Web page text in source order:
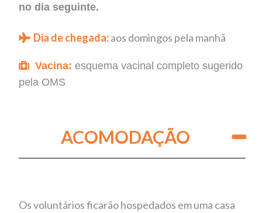
no dia seguinte.
Dia de chegada:aos domingos pela manhã
Vacina: esquema vacinal completo sugerido
pela OMS
ACOMODAÇÃO
Os voluntários ficarão hospedados em uma casa